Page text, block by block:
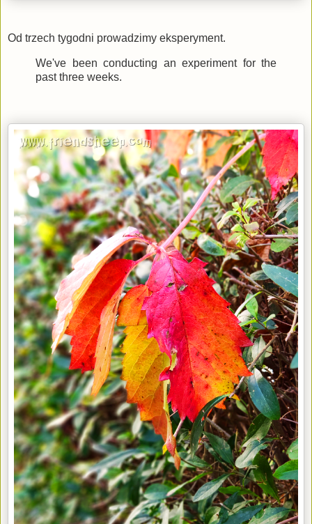
Od trzech tygodni prowadzimy eksperyment.
We've been conducting an experiment for the
past three weeks.